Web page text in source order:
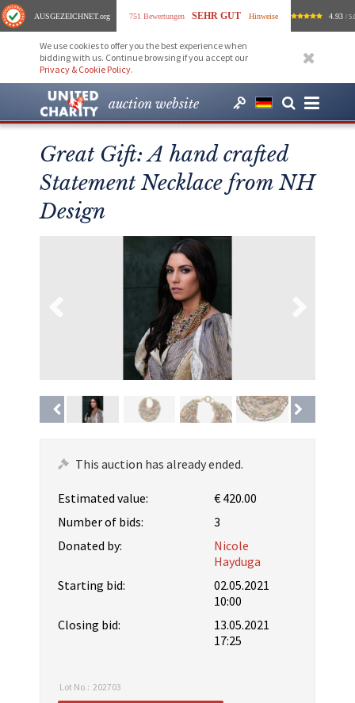
AUSGEZEICHNET.org 751 Bewertungen SEHR GUT Hinweise 4.93 /
We use cookies to offer you the best experience when
bidding with us. Continue browsing if you accept our
Privacy & Cookie Policy.
auction website
Great Gift: A hand crafted
Statement Necklace from NH
Design
This auction has already ended.
Estimated value:
€ 420.00
Number of bids:
3
Donated by:
Nicole
Hayduga
Starting bid:
02.05.2021
10:00
Closing bid:
13.05.2021
17:25
Lot No.: 202703